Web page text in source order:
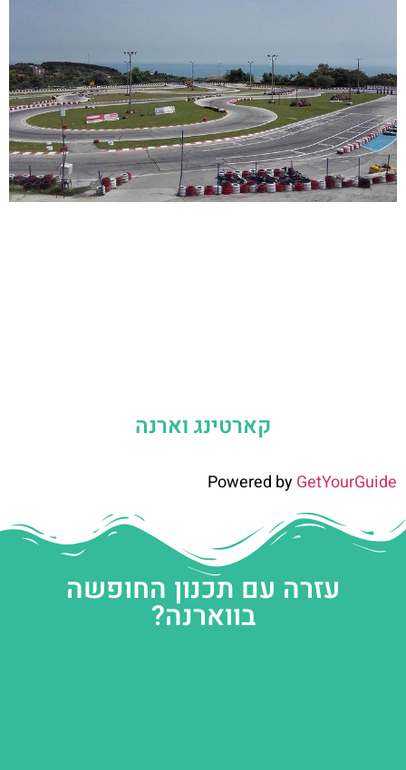
קארטינג וארנה
Powered byGetYourGuide
עזרה עם תכנון החופשה
בווארנה?